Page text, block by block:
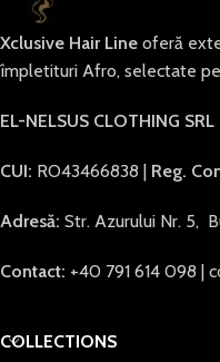
Xclusive Hair Line oferă
împletituri Afro, selectate
EL-NELSUS CLOTHING SRL
CUI: RO43466838 | Reg.
Adresă: Str. Azurului Nr. 5,
Contact: +40 791 614 098 |
COLLECTIONS